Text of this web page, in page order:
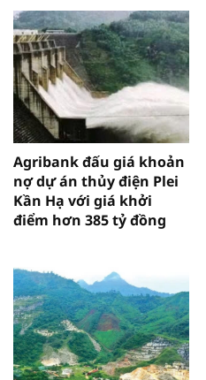
Agribank đấu giá khoản
nợ dự án thủy điện Plei
Kần Hạ với giá khởi
điểm hơn 385 tỷ đồng